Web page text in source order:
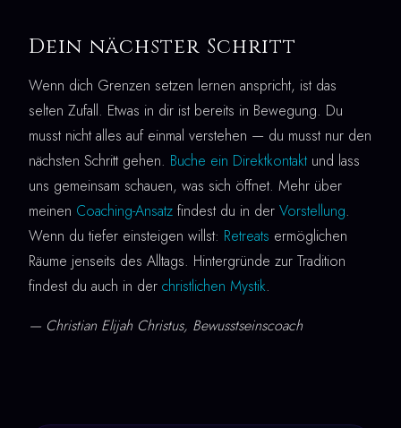
Dein nächster Schritt
Wenn dich Grenzen setzen lernen anspricht, ist das
selten Zufall. Etwas in dir ist bereits in Bewegung. Du
musst nicht alles auf einmal verstehen — du musst nur den
nächsten Schritt gehen. Buche ein Direktkontakt und lass
uns gemeinsam schauen, was sich öffnet. Mehr über
meinen Coaching-Ansatz findest du in der Vorstellung.
Wenn du tiefer einsteigen willst: Retreats ermöglichen
Räume jenseits des Alltags. Hintergründe zur Tradition
findest du auch in der christlichen Mystik.
— Christian Elijah Christus, Bewusstseinscoach